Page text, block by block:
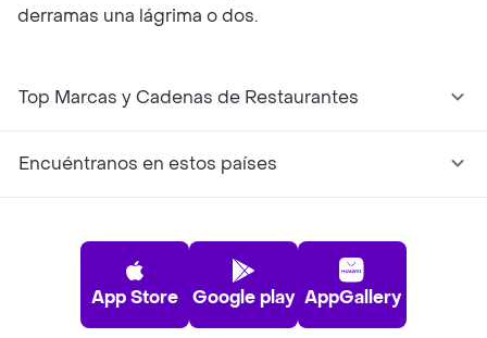
derramas una lágrima o dos.
Top Marcas y Cadenas de Restaurantes
Encuéntranos en estos países
App Store Google play AppGallery